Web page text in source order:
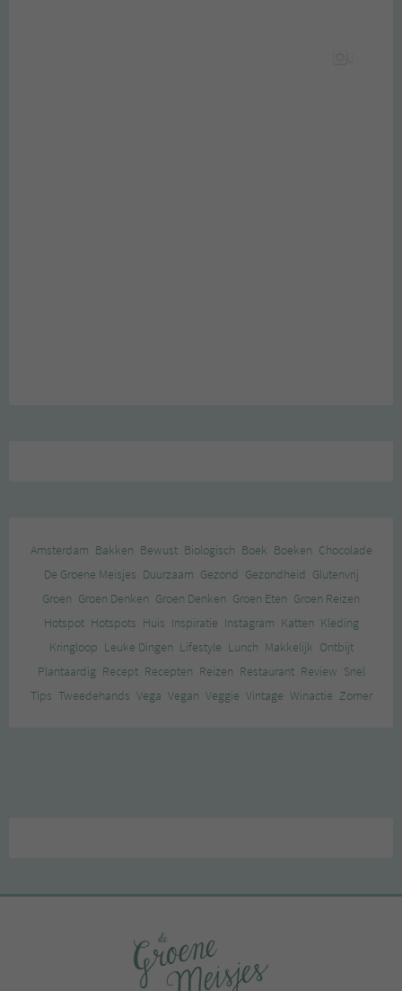
Amsterdam Bakken Bewust Biologisch Boek Boeken Chocolade
De Groene Meisjes Duurzaam Gezond Gezondheid Glutenvrij
Groen Groen Denken Groen Denken Groen Eten Groen Reizen
Hotspot Hotspots Huis Inspiratie Instagram Katten Kleding
Kringloop Leuke Dingen Lifestyle Lunch Makkelijk Ontbijt
Plantaardig Recept Recepten Reizen Restaurant Review Snel
Tips Tweedehands Vega Vegan Veggie Vintage Winactie Zomer